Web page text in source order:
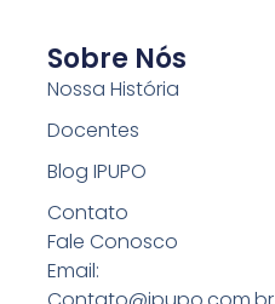
Sobre Nós
Nossa História
Docentes
Blog IPUPO
Contato
Fale Conosco
Email: